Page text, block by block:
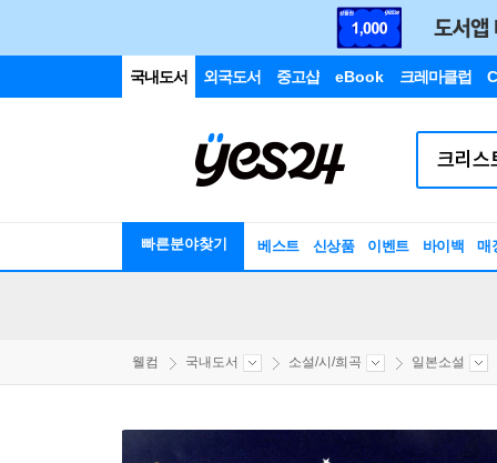
국내도서 외국도서 중고샵 eBook 크레마클럽
빠른분야찾기 베스트 신상품 이벤트 바이백 매
웰컴 국내도서 소설/시/희곡 일본소설